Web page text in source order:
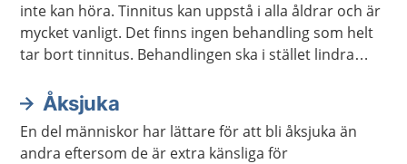
inte kan höra. Tinnitus kan uppstå i alla åldrar och är
mycket vanligt. Det finns ingen behandling som helt
tar bort tinnitus. Behandlingen ska i stället lindra
Åksjuka
En del människor har lättare för att bli åksjuka än
andra eftersom de är extra känsliga för